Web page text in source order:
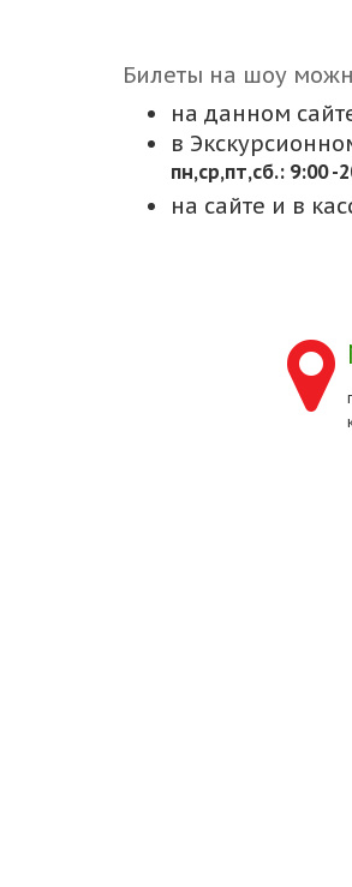
Билеты на шоу
на данном
в
пн,cр,пт,сб.: 9:00 -
на сайте и в